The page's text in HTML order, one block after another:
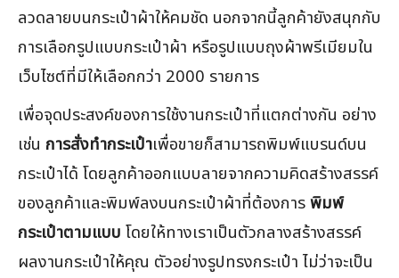
ลวดลายบนกระเป๋าผ้าให้คมชัด นอกจากนี้ลูกค้ายังสนุกกับ
การเลือกรูปแบบกระเป๋าผ้า หรือรูปแบบถุงผ้าพรีเมียมใน
เว็บไซต์ที่มีให้เลือกกว่า 2000 รายการ
เพื่อจุดประสงค์ของการใช้งานกระเป๋าที่แตกต่างกัน อย่าง
เช่น การสั่งทำกระเป๋าเพื่อขายก็สามารถพิมพ์แบรนด์บน
กระเป๋าได้ โดยลูกค้าออกแบบลายจากความคิดสร้างสรรค์
ของลูกค้าและพิมพ์ลงบนกระเป๋าผ้าที่ต้องการพิมพ์
กระเป๋าตามแบบ โดยให้ทางเราเป็นตัวกลางสร้างสรรค์
ผลงานกระเป๋าให้คุณ ตัวอย่างรูปทรงกระเป๋า ไม่ว่าจะเป็น